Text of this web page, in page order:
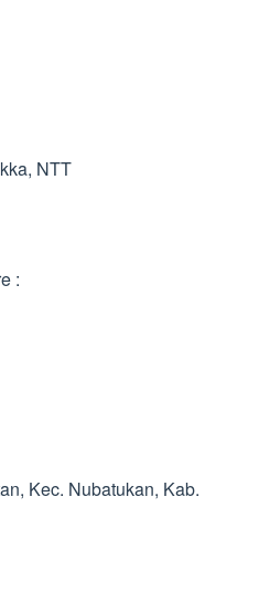
NTT
:
Kec. Nubatukan, Kab.